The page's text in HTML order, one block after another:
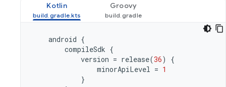
Kotlin Groovy
android {
compileSdk {
version = release(36)
{
minorApiLevel = 1
}